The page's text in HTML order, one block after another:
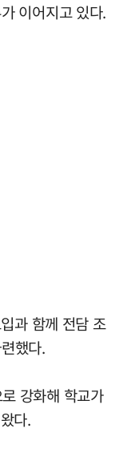
이어지고 있다.
과 함께 전담 조
했다.
강화해 학교가
다.